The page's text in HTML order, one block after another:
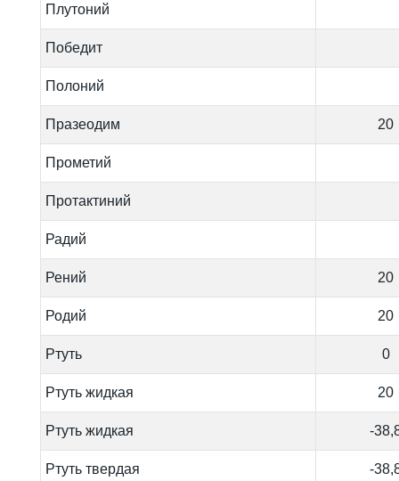
Плутоний
Победит
Полоний
Празеодим 20
Прометий
Протактиний
Радий
Рений 20
Родий 20
Ртуть 0
Ртуть жидкая 20
Ртуть жидкая -
Ртуть твердая -